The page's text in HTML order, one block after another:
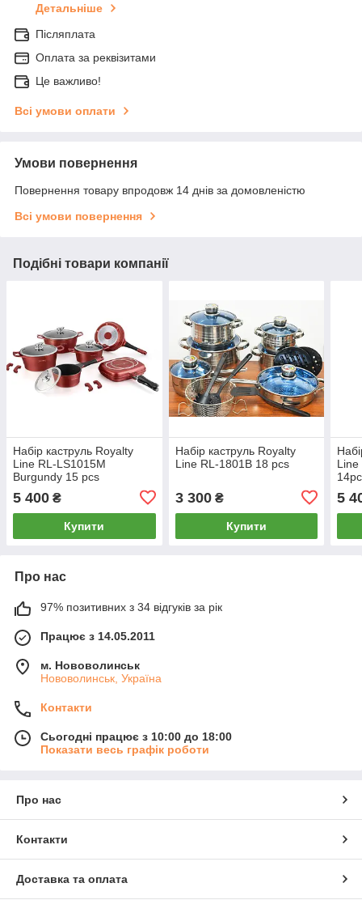
Детальніше
Післяплата
Оплата за реквізитами
Це важливо!
Всі умови оплати
Умови повернення
Повернення товару впродовж 14 днів за домовленістю
Всі умови повернення
Подібні товари компанії
Набір каструль Royalty
Line RL-LS1015M
Burgundy 15 pcs
5 400 ₴
Купити
Набір каструль Royalty
Line RL-1801B 18 pcs
3 300₴
Купити
Line
5
Про нас
97% позитивних з 34 відгуків за рік
Працює з 14.05.2011
м. Нововолинськ
Нововолинськ, Україна
Контакти
Сьогодні працює з 10:00 до 18:00
Показати весь графік роботи
Про нас
Контакти
Доставка та оплата